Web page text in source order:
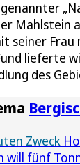
Mahlstein
seiner Frau
lieferte
des
Zweck
fünf